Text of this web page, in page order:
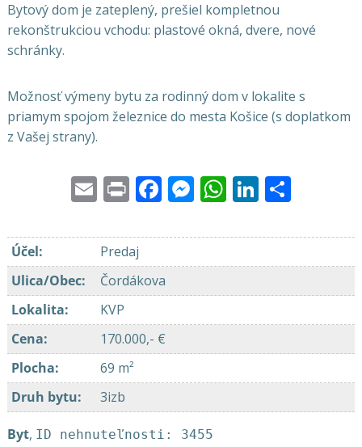
Bytový dom je zateplený, prešiel kompletnou
rekonštrukciou vchodu: plastové okná, dvere, nové
schránky.
Možnosť výmeny bytu za rodinný dom v lokalite s
priamym spojom železnice do mesta Košice (s doplatkom
z Vašej strany).
EmailPrintFacebook
Messenger
WhatsApp
LinkedIn
Účel:
Predaj
Ulica/Obec:
Čordákova
Lokalita:
KVP
Cena:
170.000,- €
Plocha:
69 m²
Druh bytu: 3izb
Byt, ID nehnuteľnosti: 3455